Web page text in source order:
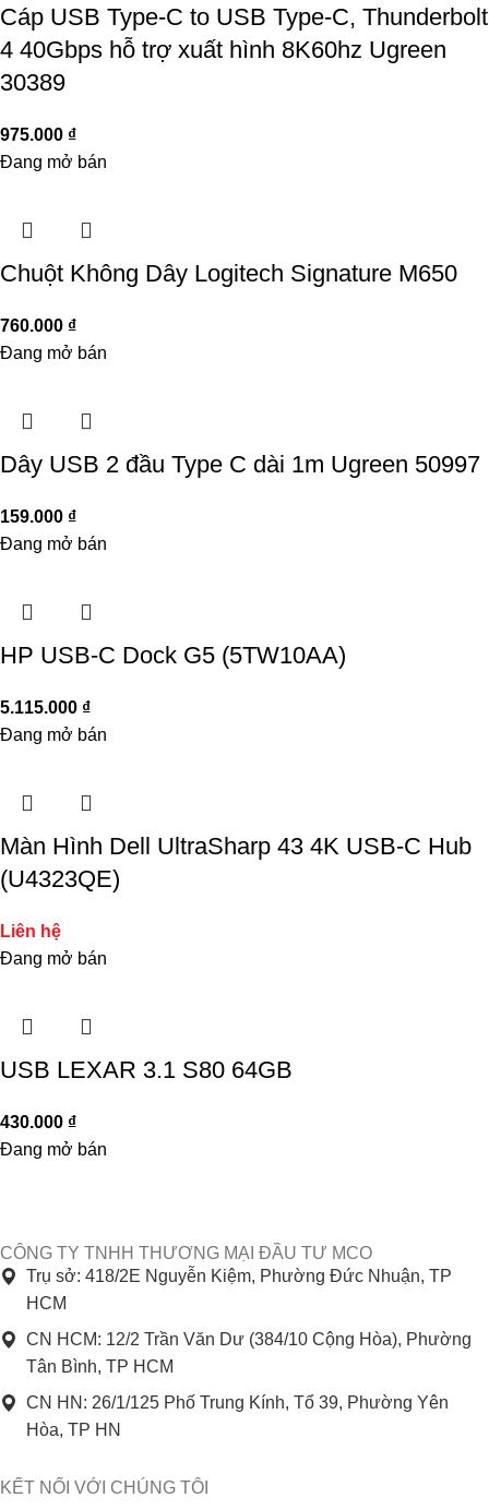
Cáp USB Type-C to USB Type-C, Thunderbolt
4 40Gbps hỗ trợ xuất hình 8K60hz Ugreen
30389
975.000 ₫
Đang mở bán
Chuột Không Dây Logitech Signature M650
760.000 ₫
Đang mở bán
Dây USB 2 đầu Type C dài 1m Ugreen 50997
159.000 ₫
Đang mở bán
HP USB-C Dock G5 (5TW10AA)
5.115.000 ₫
Đang mở bán
Màn Hình Dell UltraSharp 43 4K USB-C Hub
(U4323QE)
Liên hệ
Đang mở bán
USB LEXAR 3.1 S80 64GB
430.000 ₫
Đang mở bán
CÔNG TY TNHH THƯƠNG MẠI ĐẦU TƯ MCO
Trụ sở: 418/2E Nguyễn Kiệm, Phường Đức Nhuận, TP
HCM
CN HCM: 12/2 Trần Văn Dư (384/10 Cộng Hòa), Phường
Tân Bình, TP HCM
CN HN: 26/1/125 Phố Trung Kính, Tổ 39, Phường Yên
Hòa, TP HN
KẾT NỐI VỚI CHÚNG TÔI